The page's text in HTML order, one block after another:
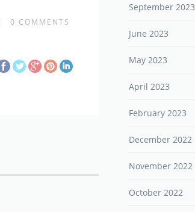
0 COMMENTS
September 2023
June 2023
May 2023
April 2023
February 2023
December 2022
November 2022
October 2022